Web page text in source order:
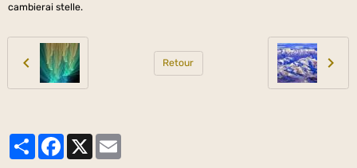
cambierai stelle.
Retour
PartagerFacebook